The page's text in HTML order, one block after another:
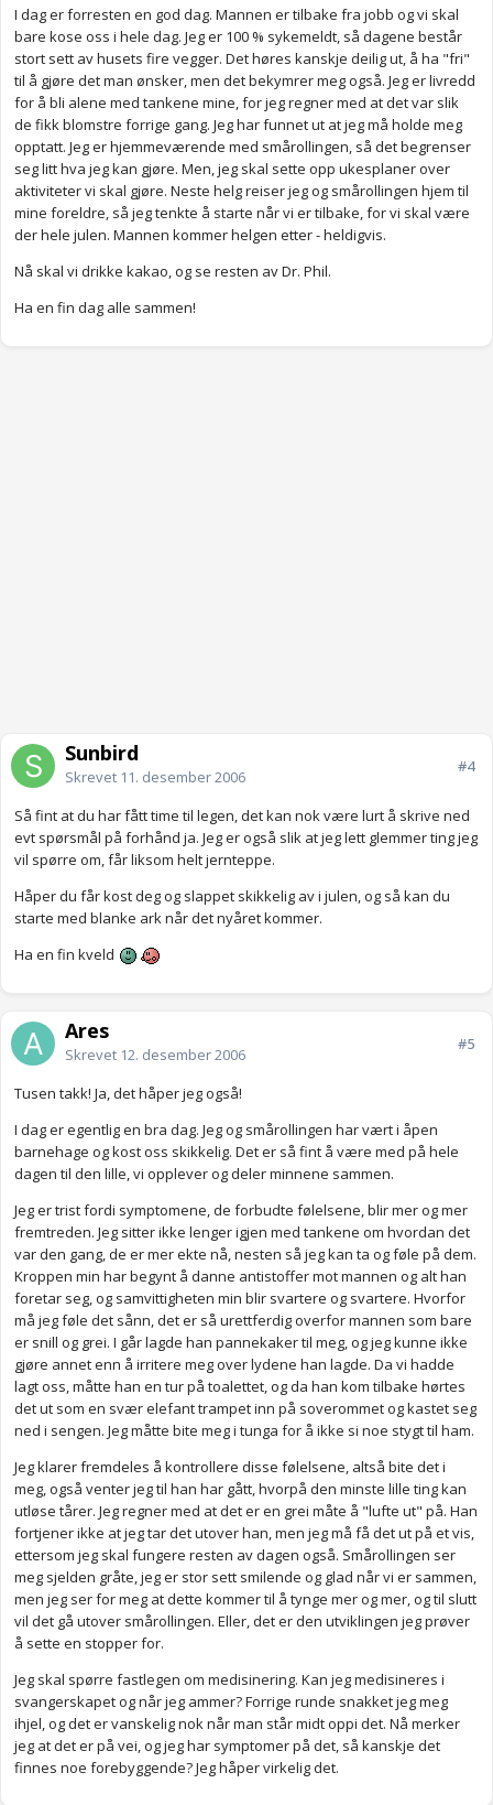
I dag er forresten en god dag. Mannen er tilbake fra jobb og vi skal
bare kose oss i hele dag. Jeg er 100 % sykemeldt, så dagene består
stort sett av husets fire vegger. Det høres kanskje deilig ut, å ha "fri"
til å gjøre det man ønsker, men det bekymrer meg også. Jeg er livredd
for å bli alene med tankene mine, for jeg regner med at det var slik
de fikk blomstre forrige gang. Jeg har funnet ut at jeg må holde meg
opptatt. Jeg er hjemmeværende med smårollingen, så det begrenser
seg litt hva jeg kan gjøre. Men, jeg skal sette opp ukesplaner over
aktiviteter vi skal gjøre. Neste helg reiser jeg og smårollingen hjem til
mine foreldre, så jeg tenkte å starte når vi er tilbake, for vi skal være
der hele julen. Mannen kommer helgen etter - heldigvis.
Nå skal vi drikke kakao, og se resten av Dr. Phil.
Ha en fin dag alle sammen!
Sunbird
Skrevet 11. desember 2006
#4
Så fint at du har fått time til legen, det kan nok være lurt å skrive ned
evt spørsmål på forhånd ja. Jeg er også slik at jeg lett glemmer ting jeg
vil spørre om, får liksom helt jernteppe.
Håper du får kost deg og slappet skikkelig av i julen, og så kan du
starte med blanke ark når det nyåret kommer.
Ha en fin kveld
Ares
Skrevet 12. desember 2006
#5
Tusen takk! Ja, det håper jeg også!
I dag er egentlig en bra dag. Jeg og smårollingen har vært i åpen
barnehage og kost oss skikkelig. Det er så fint å være med på hele
dagen til den lille, vi opplever og deler minnene sammen.
Jeg er trist fordi symptomene, de forbudte følelsene, blir mer og mer
fremtreden. Jeg sitter ikke lenger igjen med tankene om hvordan det
var den gang, de er mer ekte nå, nesten så jeg kan ta og føle på dem.
Kroppen min har begynt å danne antistoffer mot mannen og alt han
foretar seg, og samvittigheten min blir svartere og svartere. Hvorfor
må jeg føle det sånn, det er så urettferdig overfor mannen som bare
er snill og grei. I går lagde han pannekaker til meg, og jeg kunne ikke
gjøre annet enn å irritere meg over lydene han lagde. Da vi hadde
lagt oss, måtte han en tur på toalettet, og da han kom tilbake hørtes
det ut som en svær elefant trampet inn på soverommet og kastet seg
ned i sengen. Jeg måtte bite meg i tunga for å ikke si noe stygt til ham.
Jeg klarer fremdeles å kontrollere disse følelsene, altså bite det i
meg, også venter jeg til han har gått, hvorpå den minste lille ting kan
utløse tårer. Jeg regner med at det er en grei måte å "lufte ut" på. Han
fortjener ikke at jeg tar det utover han, men jeg må få det ut på et vis,
ettersom jeg skal fungere resten av dagen også. Smårollingen ser
meg sjelden gråte, jeg er stor sett smilende og glad når vi er sammen,
men jeg ser for meg at dette kommer til å tynge mer og mer, og til slutt
vil det gå utover smårollingen. Eller, det er den utviklingen jeg prøver
å sette en stopper for.
Jeg skal spørre fastlegen om medisinering. Kan jeg medisineres i
svangerskapet og når jeg ammer? Forrige runde snakket jeg meg
ihjel, og det er vanskelig nok når man står midt oppi det. Nå merker
jeg at det er på vei, og jeg har symptomer på det, så kanskje det
finnes noe forebyggende? Jeg håper virkelig det.